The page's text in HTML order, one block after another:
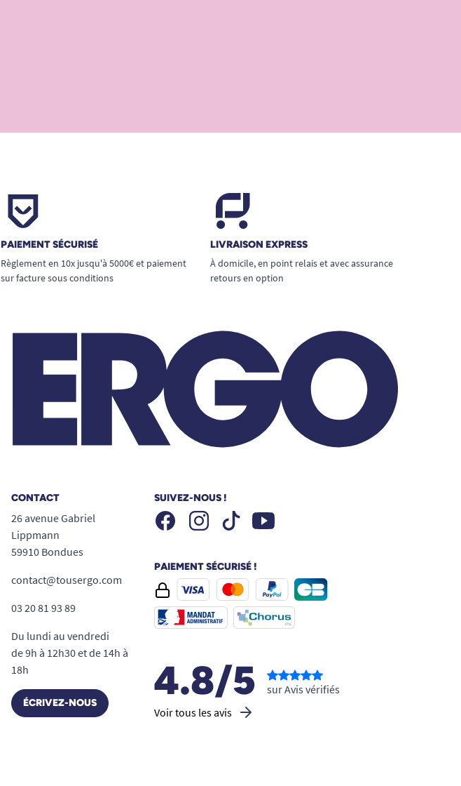
PAIEMENT SÉCURISÉ
Règlement en 10x jusqu'à 5000€ et paiement
sur facture sous conditions
LIVRAISON EXPRESS
À domicile, en point relais et avec assurance
retours en option
CONTACT
26 avenue Gabriel
Lippmann
59910 Bondues
contact@tousergo.com
03 20 81 93 89
Du lundi au vendredi
de 9h à 12h30 et de 14h à
18h
ÉCRIVEZ-NOUS
SUIVEZ-NOUS !
FacebookInstagramTiktok Youtube
PAIEMENT SÉCURISÉ !
4.8/5
Voir tous les avis
sur Avis vérifiés